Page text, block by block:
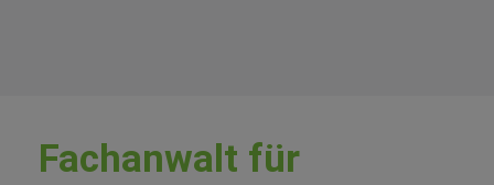
Fachanwalt für